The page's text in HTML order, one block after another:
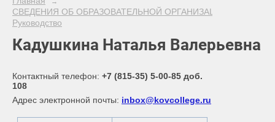
СВЕДЕНИЯ ОБ ОБРАЗОВАТЕЛЬНОЙ ОРГАНИЗАЦИИ
Руководство
Кадушкина Наталья Валерьевна
Контактный телефон: +7 (815-35) 5-00-85 доб.
108
Адрес электронной почты: inbox@kovcollege.ru